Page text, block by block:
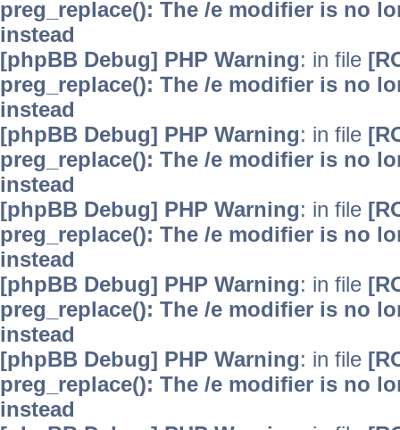
preg_replace(): The /e modifier is no
instead
[phpBB Debug] PHP Warning: in file
preg_replace(): The /e modifier is no
instead
[phpBB Debug] PHP Warning: in file
preg_replace(): The /e modifier is no
instead
[phpBB Debug] PHP Warning: in file
preg_replace(): The /e modifier is no
instead
[phpBB Debug] PHP Warning: in file
preg_replace(): The /e modifier is no
instead
[phpBB Debug] PHP Warning: in file
preg_replace(): The /e modifier is no
instead